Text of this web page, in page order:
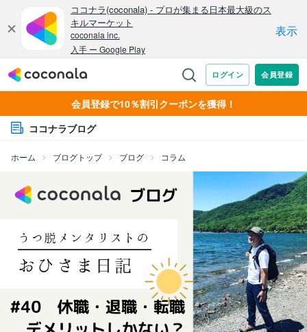
会員登録で10％割引クーポンを獲得！
ココナラブログ
ホーム ブログトップ ブログ コラム